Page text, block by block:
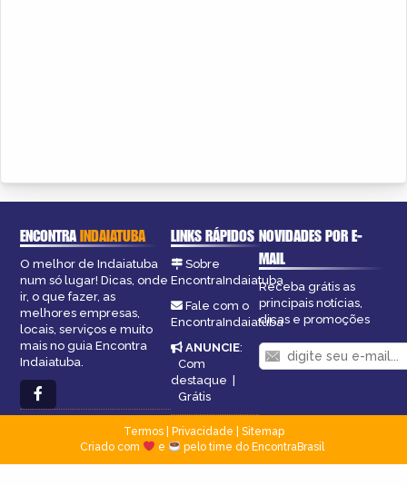
ENCONTRAINDAIATUBA
O melhor de Indaiatuba
num só lugar! Dicas, onde
ir, o que fazer, as
melhores empresas,
locais, serviços e muito
mais no guia Encontra
Indaiatuba.
LINKS RÁPIDOS
Sobre
EncontraIndaiatuba
Fale com o
EncontraIndaiatuba
ANUNCIE:
Com
destaque |
Grátis
NOVIDADES POR E-
MAIL
Receba grátis as
principais notícias,
dicas e promoções
Termos| Privacidade
Sitemap
Criado com
e pelo time do EncontraBrasil